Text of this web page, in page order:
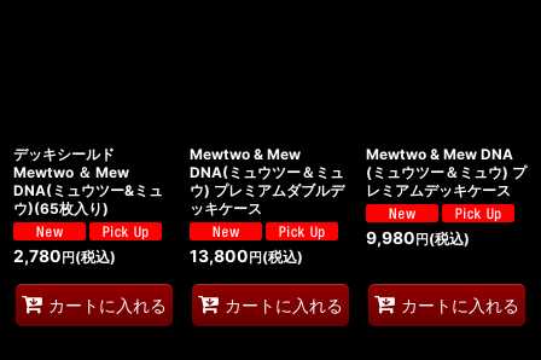
デッキシールド
Mewtwo ＆ Mew
DNA(ミュウツー&ミュ
ウ)(65枚入り)
2,780 円 (税込)
カートに入れる
Mewtwo & Mew
DNA(ミュウツー＆ミュ
ウ) プレミアムダブルデ
ッキケース
13,800 円(税込)
カートに入れる
Mewtwo & Mew DNA
(ミュウツー＆ミュウ) プ
レミアムデッキケース
9,980 円(税込)
カートに入れる